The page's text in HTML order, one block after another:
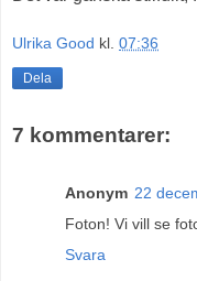
Ulrika Good kl. 07:36
Dela
7 kommentarer:
Anonym 22
Foton! Vi vill se
Svara